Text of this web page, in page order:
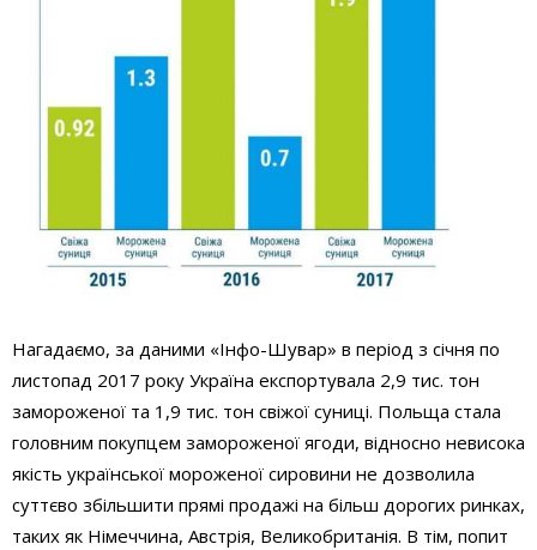
Нагадаємо, за даними «Інфо-Шувар» в період з січня по
листопад 2017 року Україна експортувала 2,9 тис. тон
замороженої та 1,9 тис. тон свіжої суниці. Польща стала
головним покупцем замороженої ягоди, відносно невисока
якість української мороженої сировини не дозволила
суттєво збільшити прямі продажі на більш дорогих ринках,
таких як Німеччина, Австрія, Великобританія. В тім, попит